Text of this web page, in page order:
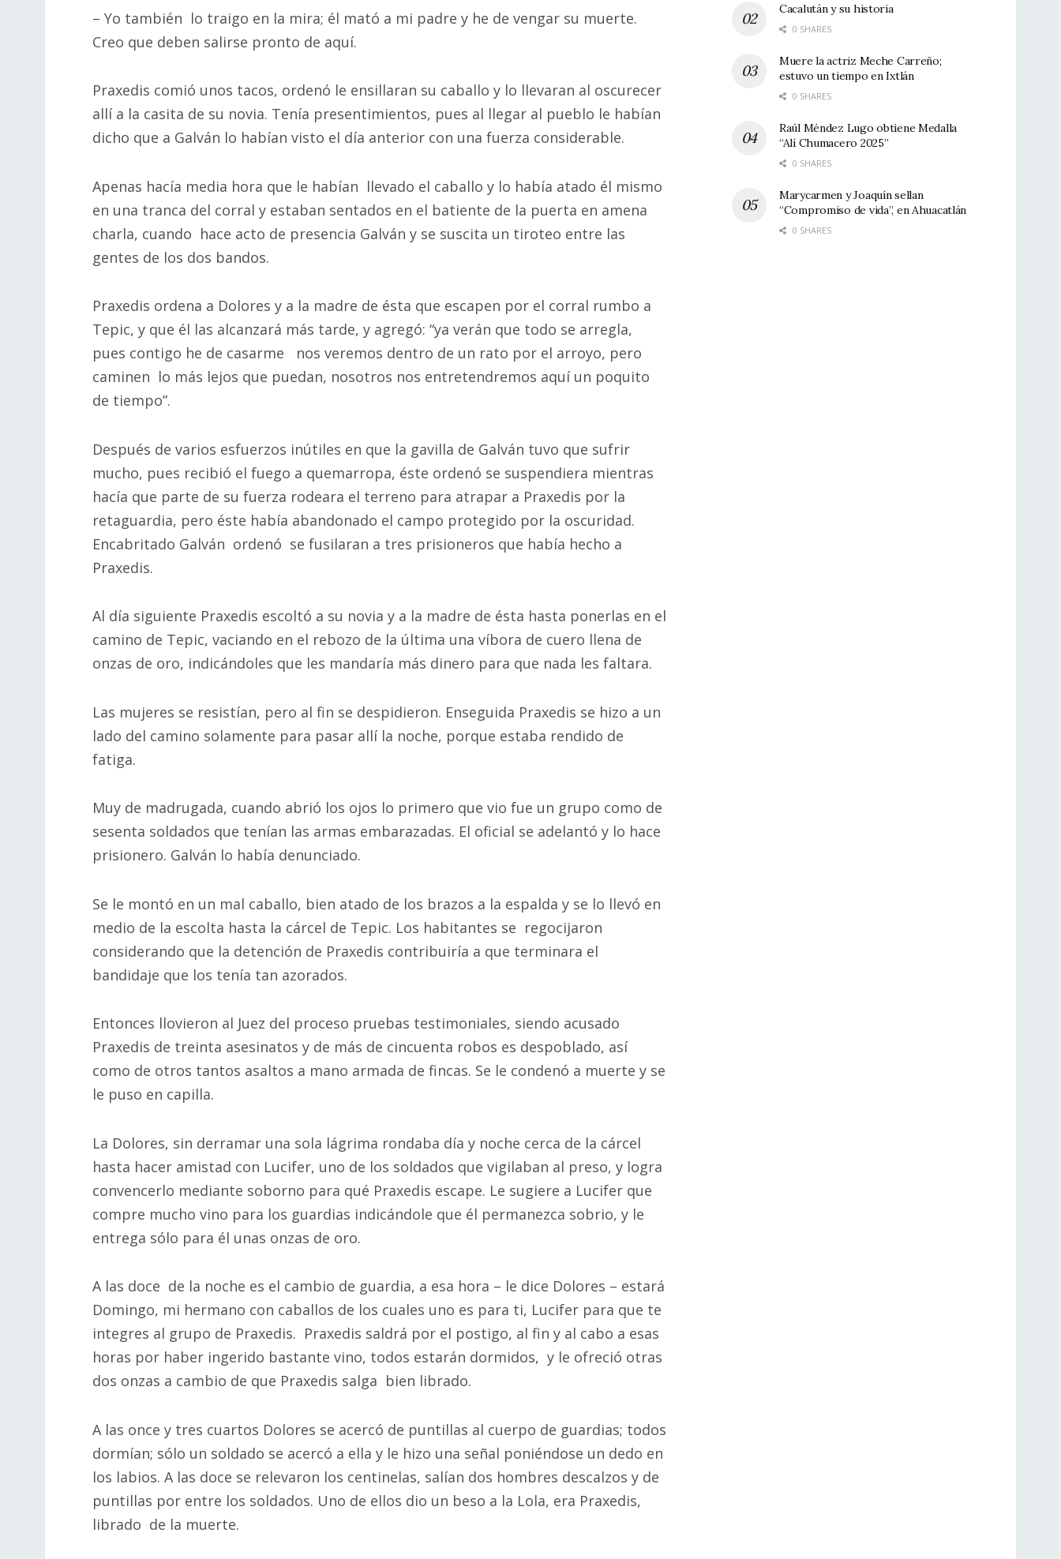
– Yo también lo traigo en la mira; él mató a mi padre y he de vengar su muerte.
Creo que deben salirse pronto de aquí.
Praxedis comió unos tacos, ordenó le ensillaran su caballo y lo llevaran al oscurecer
allí a la casita de su novia. Tenía presentimientos, pues al llegar al pueblo le habían
dicho que a Galván lo habían visto el día anterior con una fuerza considerable.
Apenas hacía media hora que le habían llevado el caballo y lo había atado él mismo
en una tranca del corral y estaban sentados en el batiente de la puerta en amena
charla, cuando hace acto de presencia Galván y se suscita un tiroteo entre las
gentes de los dos bandos.
Praxedis ordena a Dolores y a la madre de ésta que escapen por el corral rumbo a
Tepic, y que él las alcanzará más tarde, y agregó: “ya verán que todo se arregla,
pues contigo he de casarme nos veremos dentro de un rato por el arroyo, pero
caminen lo más lejos que puedan, nosotros nos entretendremos aquí un poquito
de tiempo”.
Después de varios esfuerzos inútiles en que la gavilla de Galván tuvo que sufrir
mucho, pues recibió el fuego a quemarropa, éste ordenó se suspendiera mientras
hacía que parte de su fuerza rodeara el terreno para atrapar a Praxedis por la
retaguardia, pero éste había abandonado el campo protegido por la oscuridad.
Encabritado Galván ordenó se fusilaran a tres prisioneros que había hecho a
Praxedis.
Al día siguiente Praxedis escoltó a su novia y a la madre de ésta hasta ponerlas en el
camino de Tepic, vaciando en el rebozo de la última una víbora de cuero llena de
onzas de oro, indicándoles que les mandaría más dinero para que nada les faltara.
Las mujeres se resistían, pero al fin se despidieron. Enseguida Praxedis se hizo a un
lado del camino solamente para pasar allí la noche, porque estaba rendido de
fatiga.
Muy de madrugada, cuando abrió los ojos lo primero que vio fue un grupo como de
sesenta soldados que tenían las armas embarazadas. El oficial se adelantó y lo hace
prisionero. Galván lo había denunciado.
Se le montó en un mal caballo, bien atado de los brazos a la espalda y se lo llevó en
medio de la escolta hasta la cárcel de Tepic. Los habitantes se regocijaron
considerando que la detención de Praxedis contribuiría a que terminara el
bandidaje que los tenía tan azorados.
Entonces llovieron al Juez del proceso pruebas testimoniales, siendo acusado
Praxedis de treinta asesinatos y de más de cincuenta robos es despoblado, así
como de otros tantos asaltos a mano armada de fincas. Se le condenó a muerte y se
le puso en capilla.
La Dolores, sin derramar una sola lágrima rondaba día y noche cerca de la cárcel
hasta hacer amistad con Lucifer, uno de los soldados que vigilaban al preso, y logra
convencerlo mediante soborno para qué Praxedis escape. Le sugiere a Lucifer que
compre mucho vino para los guardias indicándole que él permanezca sobrio, y le
entrega sólo para él unas onzas de oro.
A las doce de la noche es el cambio de guardia, a esa hora – le dice Dolores – estará
Domingo, mi hermano con caballos de los cuales uno es para ti, Lucifer para que te
integres al grupo de Praxedis. Praxedis saldrá por el postigo, al fin y al cabo a esas
horas por haber ingerido bastante vino, todos estarán dormidos, y le ofreció otras
dos onzas a cambio de que Praxedis salga bien librado.
A las once y tres cuartos Dolores se acercó de puntillas al cuerpo de guardias; todos
dormían; sólo un soldado se acercó a ella y le hizo una señal poniéndose un dedo en
los labios. A las doce se relevaron los centinelas, salían dos hombres descalzos y de
puntillas por entre los soldados. Uno de ellos dio un beso a la Lola, era Praxedis,
librado de la muerte.
Cacalután y su historia
0 SHARES
Muere la actriz Meche Carreño;
estuvo un tiempo en Ixtlán
0 SHARES
Raúl Méndez Lugo obtiene Medalla
“Alí Chumacero 2025”
0 SHARES
Marycarmen y Joaquín sellan
“Compromiso de vida”, en Ahuacatlán
0 SHARES